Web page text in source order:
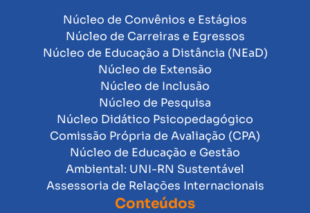
Núcleo de Convênios e Estágios
Núcleo de Carreiras e Egressos
Núcleo de Educação a Distância (NEaD)
Núcleo de Extensão
Núcleo de Inclusão
Núcleo de Pesquisa
Núcleo Didático Psicopedagógico
Comissão Própria de Avaliação (CPA)
Núcleo de Educação e Gestão
Ambiental: UNI-RN Sustentável
Assessoria de Relações Internacionais
Conteúdos